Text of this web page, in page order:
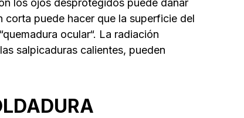
los ojos desprotegidos puede dañar
puede hacer que la superficie del
ocular“. La radiación
salpicaduras calientes, pueden